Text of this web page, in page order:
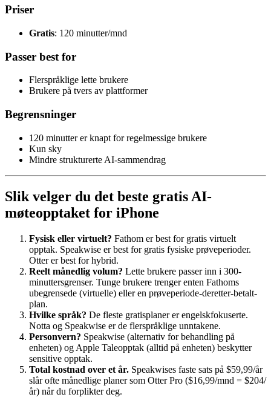
Priser
Gratis: 120 minutter/mnd
Passer best for
Flerspråklige lette brukere
Brukere på tvers av plattformer
Begrensninger
120 minutter er knapt for regelmessige brukere
Kun sky
Mindre strukturerte AI-sammendrag
Slik velger du det beste gratis AI-
møteopptaket for iPhone
Fysisk eller virtuelt? Fathom er best for gratis virtuelt
opptak. Speakwise er best for gratis fysiske prøveperioder.
Otter er best for hybrid.
Reelt månedlig volum? Lette brukere passer inn i 300-
minuttersgrenser. Tunge brukere trenger enten Fathoms
ubegrensede (virtuelle) eller en prøveperiode-deretter-betalt-
plan.
Hvilke språk? De fleste gratisplaner er engelskfokuserte.
Notta og Speakwise er de flerspråklige unntakene.
Personvern? Speakwise (alternativ for behandling på
enheten) og Apple Taleopptak (alltid på enheten) beskytter
sensitive opptak.
Total kostnad over et år. Speakwises faste sats på $59,99/år
slår ofte månedlige planer som Otter Pro ($16,99/mnd = $204/
år) når du forplikter deg.